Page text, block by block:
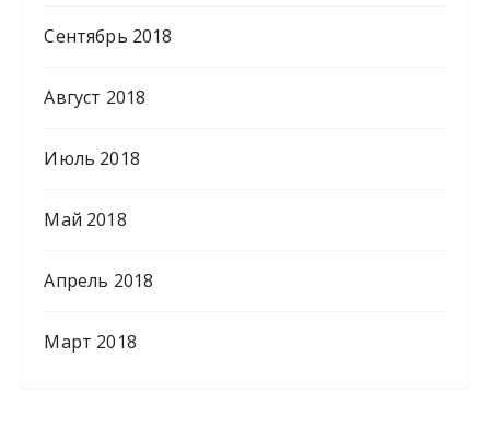
Сентябрь 2018
Август 2018
Июль 2018
Май 2018
Апрель 2018
Март 2018